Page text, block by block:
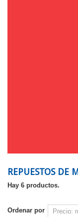
REPUESTOS DE
Hay 6 productos.
Ordenar por